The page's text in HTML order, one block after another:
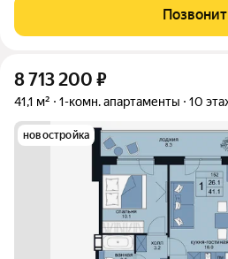
расположены крупные
Окей, Петрович. Пешком можно
8 713 200 ₽
41,1 м² 1-комн. апартаменты 10
новостройка